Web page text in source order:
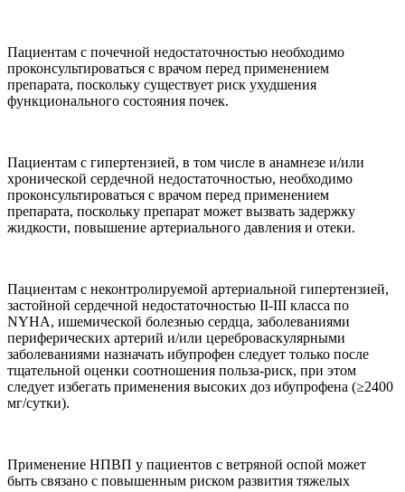
Пациентам с почечной недостаточностью необходимо
проконсультироваться с врачом перед применением
препарата, поскольку существует риск ухудшения
функционального состояния почек.
Пациентам с гипертензией, в том числе в анамнезе и/или
хронической сердечной недостаточностью, необходимо
проконсультироваться с врачом перед применением
препарата, поскольку препарат может вызвать задержку
жидкости, повышение артериального давления и отеки.
Пациентам с неконтролируемой артериальной гипертензией,
застойной сердечной недостаточностью II-III класса по
NYHA, ишемической болезнью сердца, заболеваниями
периферических артерий и/или цереброваскулярными
заболеваниями назначать ибупрофен следует только после
тщательной оценки соотношения польза-риск, при этом
следует избегать применения высоких доз ибупрофена (≥2400
мг/сутки).
Применение НПВП у пациентов с ветряной оспой может
быть связано с повышенным риском развития тяжелых